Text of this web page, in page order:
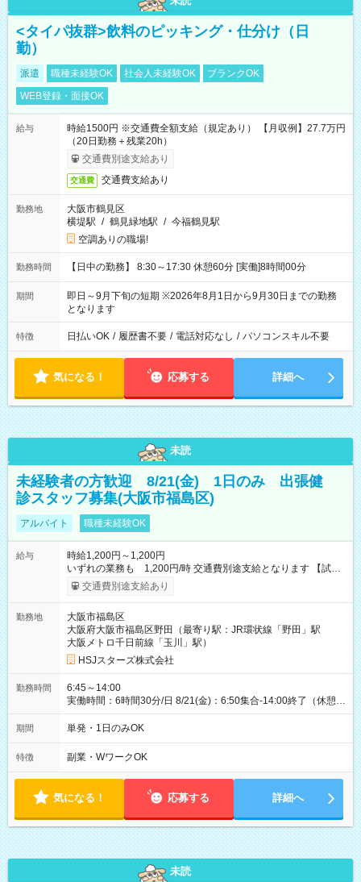
<タイパ抜群>飲料のピッキング・仕分け（日
勤）
派遣 職種未経験OK 社会人未経験OK
ブランクOK
WEB登録・面接OK
給与
時給1500円 ※交通費全額支給（規定あり） 【月収例】27.7万円
（20日勤務＋残業20h）
交通費別途支給あり
交通費 交通費支給あり
勤務地
大阪市鶴見区
横堤駅 / 鶴見緑地駅 / 今福鶴見駅
空調ありの職場!
勤務時間 【日中の勤務】 8:30～17:30 休憩60分 [実働]8時間00分
期間
即日～9月下旬の短期 ※2026年8月1日から9月30日までの勤務
となります
特徴 日払いOK / 履歴書不要 / 電話対応なし / パソコンスキル不要
気になる！ 応募する 詳細へ
未読
未経験者の方歓迎 8/21(金) 1日のみ 出張健
診スタッフ募集(大阪市福島区)
アルバイト 職種未経験OK
給与
時給1,200円～1,200円
いずれの業務も 1,200円/時 交通費別途支給となります 【試用
期間】試用期間なし
交通費別途支給あり
勤務地
大阪市福島区
大阪府大阪市福島区野田（最寄り駅：JR環状線「野田」駅
大阪メトロ千日前線「玉川」駅）
HSJスターズ株式会社
勤務時間
6:45～14:00
実働時間：6時間30分/日 8/21(金)：6:50集合-14:00終了（休憩
45分)
期間 単発・1日のみOK
特徴 副業・WワークOK
気になる！ 応募する 詳細へ
未読